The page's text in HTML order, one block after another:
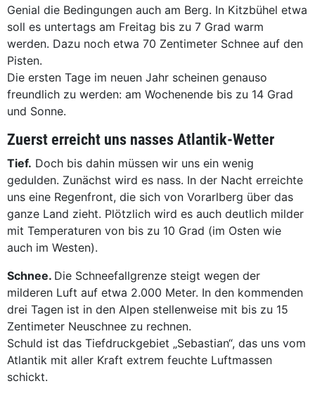
Genial die Bedingungen auch am Berg. In Kitzbühel etwa
soll es untertags am Freitag bis zu 7 Grad warm
werden. Dazu noch etwa 70 Zentimeter Schnee auf den
Pisten.
Die ersten Tage im neuen Jahr scheinen genauso
freundlich zu werden: am Wochenende bis zu 14 Grad
und Sonne.
Zuerst erreicht uns nasses Atlantik-Wetter
Tief. Doch bis dahin müssen wir uns ein wenig
gedulden. Zunächst wird es nass. In der Nacht erreichte
uns eine Regenfront, die sich von Vorarlberg über das
ganze Land zieht. Plötzlich wird es auch deutlich milder
mit Temperaturen von bis zu 10 Grad (im Osten wie
auch im Westen).
Schnee. Die Schneefallgrenze steigt wegen der
milderen Luft auf etwa 2.000 Meter. In den kommenden
drei Tagen ist in den Alpen stellenweise mit bis zu 15
Zentimeter Neuschnee zu rechnen.
Schuld ist das Tiefdruckgebiet „Sebastian“, das uns vom
Atlantik mit aller Kraft extrem feuchte Luftmassen
schickt.